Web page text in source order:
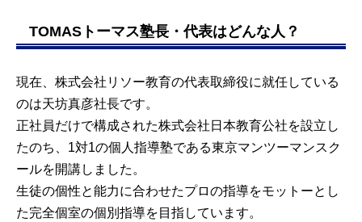
TOMASトーマス塾長・代表はどんな人？
現在、株式会社リソー教育の代表取締役に就任している
のは天坊真彦社長です。
正社員だけで構成された株式会社日本教育公社を設立し
たのち、1対1の個人指導塾である東京マンツーマンスク
ールを開講しました。
生徒の個性と能力に合わせたプロの指導をモットーとし
た完全個室の個別指導を目指しています。